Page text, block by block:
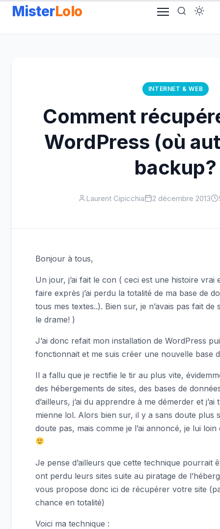
Aller
contenu
MisterLolo
INTERNET & WEB
Comment
WordPress (où
backup?
Laurent Cipicchia 2 décembre 2013
Bonjour à tous,
Un jour, j’ai fait le con ( ceci est une histoire vrai
faire exprès j’ai perdu la totalité de ma base de
tous mes textes..). Bien sur, je n’avais pas fait de
le drame! )
J’ai donc refait mon installation de WordPress
fonctionnait et me suis créer une nouvelle base
Il a fallu que je rectifie le tir au plus vite,
des hébergements de sites, des bases de
d’ailleurs, j’ai du apprendre à me démerder et
mienne lol. Alors bien sur, il y a sans doute plus
doute pas, mais comme je l’ai annoncé, je lui
Je pense d’ailleurs que cette technique pourrait
ont perdu leurs sites suite au piratage de
vous propose donc ici de récupérer votre site
chance en totalité)
Voici ma technique :